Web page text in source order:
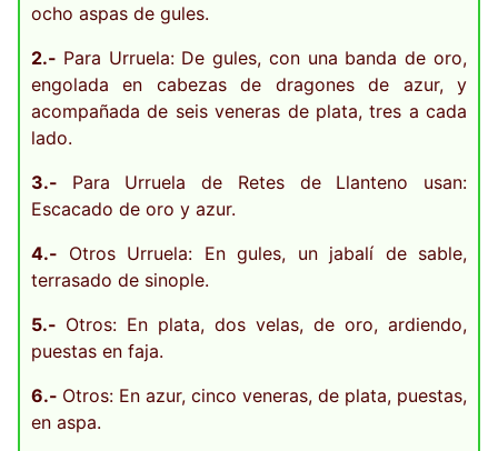
ocho aspas de gules.
2.- Para Urruela: De gules, con una banda de oro,
engolada en cabezas de dragones de azur, y
acompañada de seis veneras de plata, tres a cada
lado.
3.- Para Urruela de Retes de Llanteno usan:
Escacado de oro y azur.
4.- Otros Urruela: En gules, un jabalí de sable,
terrasado de sinople.
5.- Otros: En plata, dos velas, de oro, ardiendo,
puestas en faja.
6.- Otros: En azur, cinco veneras, de plata, puestas,
en aspa.